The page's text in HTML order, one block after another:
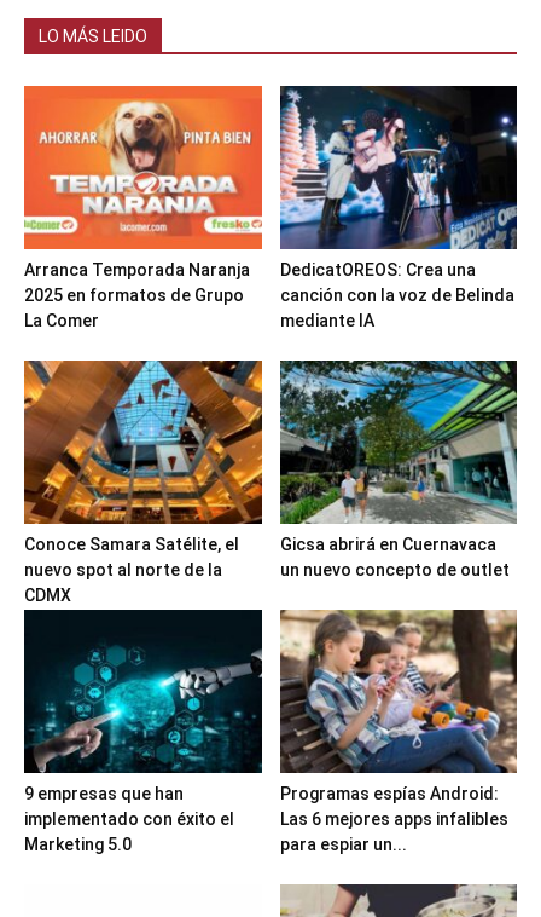
LO MÁS LEIDO
Arranca Temporada Naranja
2025 en formatos de Grupo
La Comer
DedicatOREOS: Crea una
canción con la voz de Belinda
mediante IA
Conoce Samara Satélite, el
nuevo spot al norte de la
CDMX
Gicsa abrirá en Cuernavaca
un nuevo concepto de outlet
9 empresas que han
implementado con éxito el
Marketing 5.0
Programas espías Android:
Las 6 mejores apps infalibles
para espiar un...